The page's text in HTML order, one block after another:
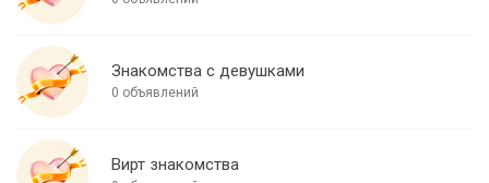
Знакомства с девушками
0 объявлений
Вирт знакомства